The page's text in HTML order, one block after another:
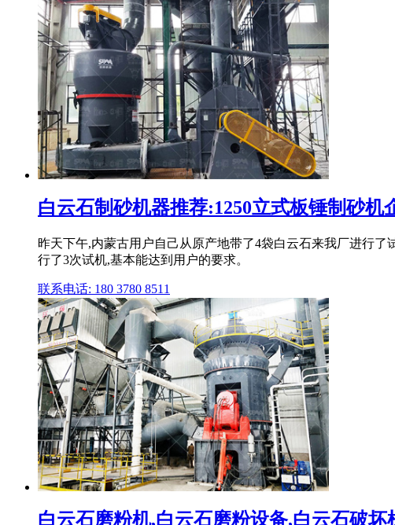
白云石制砂机器推荐:1250立式板锤制砂机
昨天下午,内蒙古用户自己从原产地带了4袋白云石来我厂进行
行了3次试机,基本能达到用户的要求。
联系电话: 180 3780 8511
白云石磨粉机,白云石磨粉设备,白云石破坏